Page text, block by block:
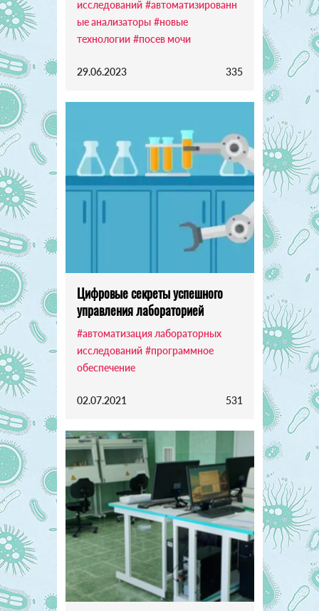
исследований #автоматизированн
ые анализаторы #новые
технологии #посев мочи
29.06.2023 335
Цифровые секреты успешного
управления лабораторией
#автоматизация лабораторных
исследований #программное
обеспечение
02.07.2021 531